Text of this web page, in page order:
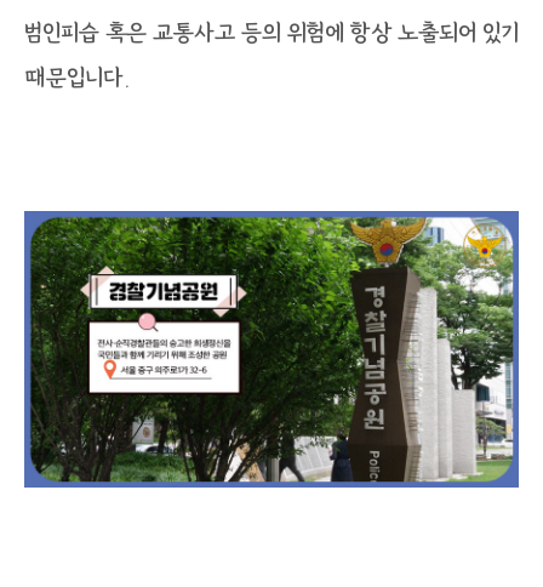
범인피습 혹은 교통사고 등의 위험에 항상 노출되어 있기
때문입니다.